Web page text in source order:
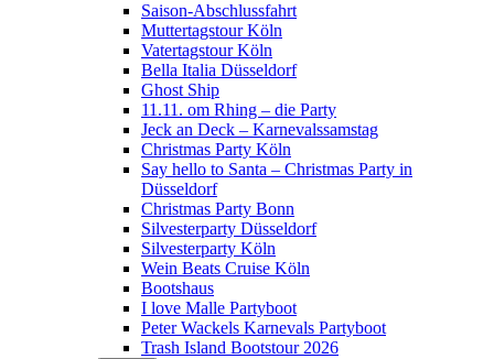
Saison-Abschlussfahrt
Muttertagstour Köln
Vatertagstour Köln
Bella Italia Düsseldorf
Ghost Ship
11.11. om Rhing – die Party
Jeck an Deck – Karnevalssamstag
Christmas Party Köln
Say hello to Santa – Christmas Party in
Düsseldorf
Christmas Party Bonn
Silvesterparty Düsseldorf
Silvesterparty Köln
Wein Beats Cruise Köln
Bootshaus
I love Malle Partyboot
Peter Wackels Karnevals Partyboot
Trash Island Bootstour 2026